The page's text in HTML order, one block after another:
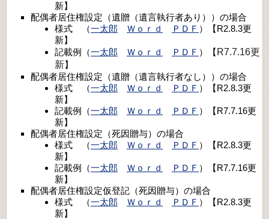
新】
配偶者居住権設定（遺贈（遺言執行者あり））の場合
様式 （一太郎 Ｗｏｒｄ ＰＤＦ ）【R2.8.3更
新】
記載例（一太郎 Ｗｏｒｄ ＰＤＦ ）【 R7.7.16更
新】
配偶者居住権設定（遺贈（遺言執行者なし））の場合
様式 （一太郎 Ｗｏｒｄ ＰＤＦ ）【R2.8.3更
新】
記載例（一太郎 Ｗｏｒｄ ＰＤＦ ）【R7.7.16更
新】
配偶者居住権設定（死因贈与）の場合
様式 （一太郎 Ｗｏｒｄ ＰＤＦ ）【R2.8.3更
新】
記載例（一太郎 Ｗｏｒｄ ＰＤＦ ）【R7.7.16更
新】
配偶者居住権設定仮登記（死因贈与）の場合
様式 （一太郎 Ｗｏｒｄ ＰＤＦ ）【R2.8.3更
新】